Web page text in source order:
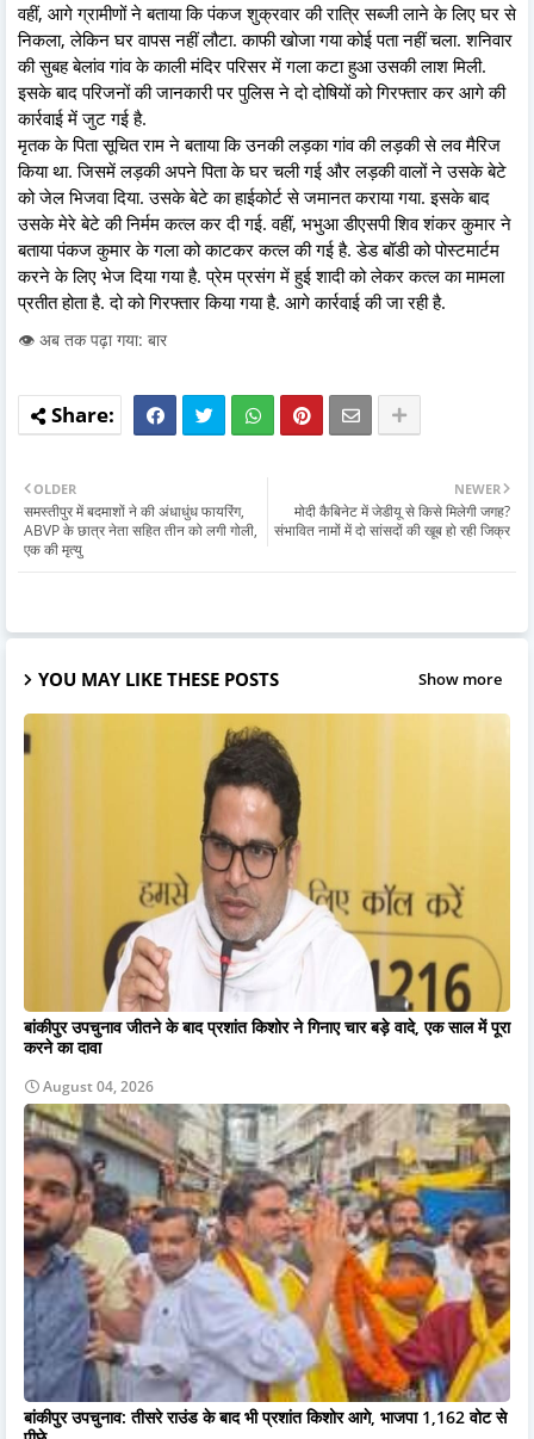
वहीं, आगे ग्रामीणों ने बताया कि पंकज शुक्रवार की रात्रि सब्जी लाने के लिए घर से
निकला, लेकिन घर वापस नहीं लौटा. काफी खोजा गया कोई पता नहीं चला. शनिवार
की सुबह बेलांव गांव के काली मंदिर परिसर में गला कटा हुआ उसकी लाश मिली.
इसके बाद परिजनों की जानकारी पर पुलिस ने दो दोषियों को गिरफ्तार कर आगे की
कार्रवाई में जुट गई है.
मृतक के पिता सूचित राम ने बताया कि उनकी लड़का गांव की लड़की से लव मैरिज
किया था. जिसमें लड़की अपने पिता के घर चली गई और लड़की वालों ने उसके बेटे
को जेल भिजवा दिया. उसके बेटे का हाईकोर्ट से जमानत कराया गया. इसके बाद
उसके मेरे बेटे की निर्मम कत्ल कर दी गई. वहीं, भभुआ डीएसपी शिव शंकर कुमार ने
बताया पंकज कुमार के गला को काटकर कत्ल की गई है. डेड बॉडी को पोस्टमार्टम
करने के लिए भेज दिया गया है. प्रेम प्रसंग में हुई शादी को लेकर कत्ल का मामला
प्रतीत होता है. दो को गिरफ्तार किया गया है. आगे कार्रवाई की जा रही है.
👁️ अब तक पढ़ा गया: बार
NEWER
मोदी कैबिनेट में जेडीयू से किसे मिलेगी जगह?
संभावित नामों में दो सांसदों की खूब हो रही जिक्र
OLDER
समस्तीपुर में बदमाशों ने की अंधाधुंध फायरिंग,
ABVP के छात्र नेता सहित तीन को लगी गोली,
एक की मृत्यु
YOU MAY LIKE THESE POSTS Show more
बांकीपुर उपचुनाव जीतने के बाद प्रशांत किशोर ने गिनाए चार बड़े वादे, एक साल में पूरा
करने का दावा
August 04, 2026
बांकीपुर उपचुनाव: तीसरे राउंड के बाद भी प्रशांत किशोर आगे, भाजपा 1,162 वोट से